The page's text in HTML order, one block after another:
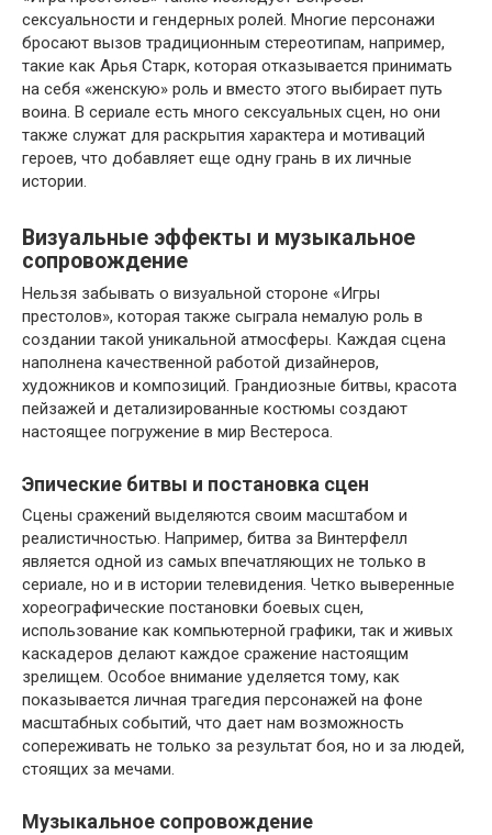
сексуальности и гендерных ролей. Многие персонажи
бросают вызов традиционным стереотипам, например,
такие как Арья Старк, которая отказывается принимать
на себя «женскую» роль и вместо этого выбирает путь
воина. В сериале есть много сексуальных сцен, но они
также служат для раскрытия характера и мотиваций
героев, что добавляет еще одну грань в их личные
истории.
Визуальные эффекты и музыкальное
сопровождение
Нельзя забывать о визуальной стороне «Игры
престолов», которая также сыграла немалую роль в
создании такой уникальной атмосферы. Каждая сцена
наполнена качественной работой дизайнеров,
художников и композиций. Грандиозные битвы, красота
пейзажей и детализированные костюмы создают
настоящее погружение в мир Вестероса.
Эпические битвы и постановка сцен
Сцены сражений выделяются своим масштабом и
реалистичностью. Например, битва за Винтерфелл
является одной из самых впечатляющих не только в
сериале, но и в истории телевидения. Четко выверенные
хореографические постановки боевых сцен,
использование как компьютерной графики, так и живых
каскадеров делают каждое сражение настоящим
зрелищем. Особое внимание уделяется тому, как
показывается личная трагедия персонажей на фоне
масштабных событий, что дает нам возможность
сопереживать не только за результат боя, но и за людей,
стоящих за мечами.
Музыкальное сопровождение